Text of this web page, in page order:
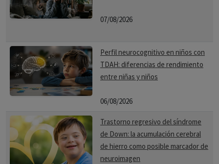
07/08/2026
Perfil neurocognitivo en niños con
TDAH: diferencias de rendimiento
entre niñas y niños
06/08/2026
Trastorno regresivo del síndrome
de Down: la acumulación cerebral
de hierro como posible marcador de
neuroimagen